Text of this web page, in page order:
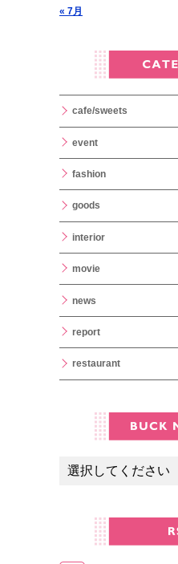
« 7月
cafe/sweets
event
fashion
goods
interior
movie
news
report
restaurant